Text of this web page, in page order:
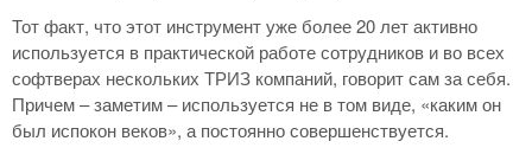
Тот факт, что этот инструмент уже более 20 лет активно
используется в практической работе сотрудников и во всех
софтверах нескольких ТРИЗ компаний, говорит сам за себя.
Причем – заметим – используется не в том виде, «каким он
был испокон веков», а постоянно совершенствуется.